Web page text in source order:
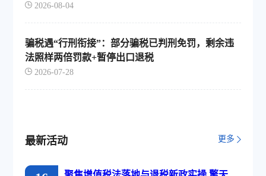
2026-08-04
骗税遇“行刑衔接”：部分骗税已判刑免罚，剩余违
法照样两倍罚款+暂停出口退税
2026-07-28
最新活动 更多